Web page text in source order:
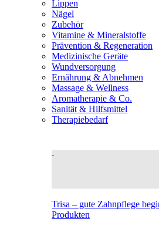
Lippen
Nägel
Zubehör
Vitamine & Mineralstoffe
Prävention & Regeneration
Medizinische Geräte
Wundversorgung
Ernährung & Abnehmen
Massage & Wellness
Aromatherapie & Co.
Sanität & Hilfsmittel
Therapiebedarf
Trisa – gute Zahnpflege
Produkten